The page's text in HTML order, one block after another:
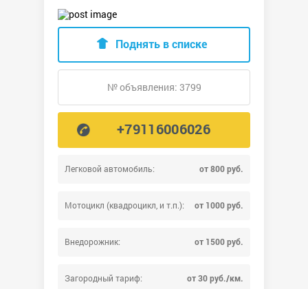
Легковой автомобиль: от 800 руб.
Мотоцикл (квадроцикл, и т.п.): от 1000 руб.
Внедорожник: от 1500 руб.
Загородный тариф: от 30 руб./км.
Поднять в списке
№ объявления: 3799
+79116006026